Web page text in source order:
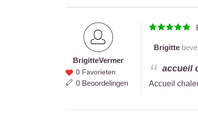
Brigitte
Vermer
BrigitteVermer
0 Favorieten
0 Beoordelingen
Brigitte
accueil
Accueil